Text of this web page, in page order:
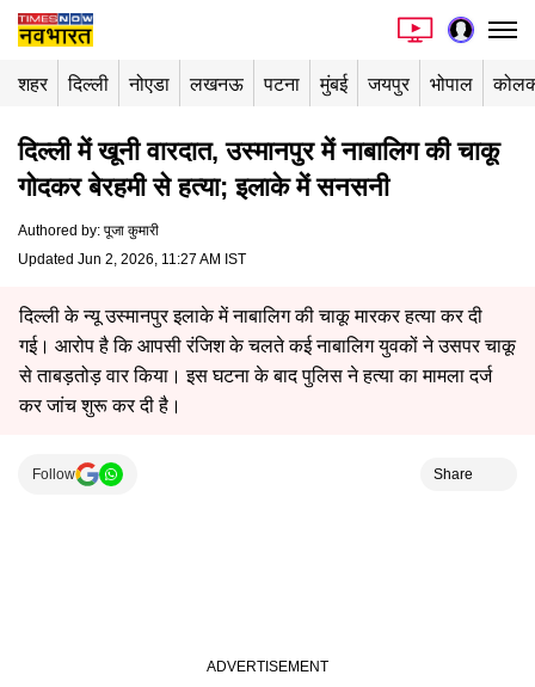
शहर दिल्ली नोएडा लखनऊ पटना मुंबई जयपुर भोपाल
दिल्ली में खूनी वारदात, उस्मानपुर में नाबालिग की चाकू
गोदकर बेरहमी से हत्या; इलाके में सनसनी
Authored by: पूजा कुमारी
Updated Jun 2, 2026, 11:27 AM IST
दिल्ली के न्यू उस्मानपुर इलाके में नाबालिग की चाकू मारकर हत्या कर दी
गई। आरोप है कि आपसी रंजिश के चलते कई नाबालिग युवकों ने उसपर चाकू
से ताबड़तोड़ वार किया। इस घटना के बाद पुलिस ने हत्या का मामला दर्ज
कर जांच शुरू कर दी है।
Follow Share